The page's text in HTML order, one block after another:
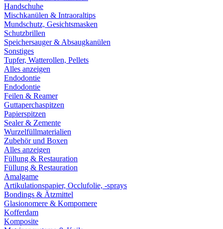
Handschuhe
Mischkanülen & Intraoraltips
Mundschutz, Gesichtsmasken
Schutzbrillen
Speichersauger & Absaugkanülen
Sonstiges
Tupfer, Watterollen, Pellets
Alles anzeigen
Endodontie
Endodontie
Feilen & Reamer
Guttaperchaspitzen
Papierspitzen
Sealer & Zemente
Wurzelfüllmaterialien
Zubehör und Boxen
Alles anzeigen
Füllung & Restauration
Füllung & Restauration
Amalgame
Artikulationspapier, Occlufolie, -sprays
Bondings & Ätzmittel
Glasionomere & Kompomere
Kofferdam
Komposite